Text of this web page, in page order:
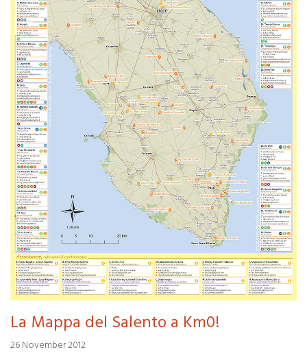
La Mappa del Salento a Km0!
26 November 2012